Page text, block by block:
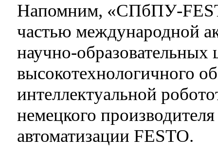
Напомним, «СПбПУ-
частью международной
научно-образовательных
высокотехнологичного
интеллектуальной
немецкого
автоматизации FESTO.